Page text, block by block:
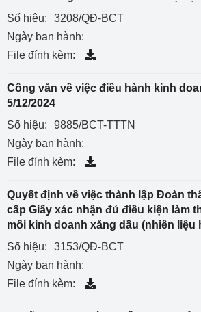
Số hiệu:
3208/QĐ-BCT
Ngày ban hành:
File đính kèm:
Công văn về việc điều hành kinh
5/12/2024
Số hiệu:
9885/BCT-TTTN
Ngày ban hành:
File đính kèm:
Quyết định về việc thành lập Đoàn
cấp Giấy xác nhận đủ điều kiện làm
mối kinh doanh xăng dầu (nhiên liệu
Số hiệu:
3153/QĐ-BCT
Ngày ban hành:
File đính kèm: